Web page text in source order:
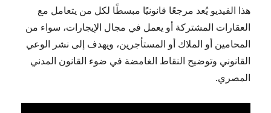
هذا الفيديو يُعد مرجعًا قانونيًا مبسطًا لكل من يتعامل مع
العقارات المشتركة أو يعمل في مجال الإيجارات، سواء من
المحامين أو الملاك أو المستأجرين، ويهدف إلى نشر الوعي
القانوني وتوضيح النقاط الغامضة في ضوء القانون المدني
المصري.